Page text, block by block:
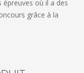
où il a des
grâce à la